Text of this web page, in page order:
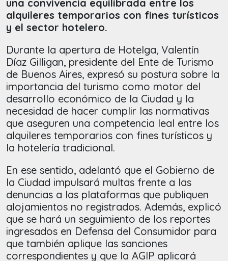
una convivencia equilibrada entre los
alquileres temporarios con fines turísticos
y el sector hotelero.
Durante la apertura de Hotelga, Valentín
Díaz Gilligan, presidente del Ente de Turismo
de Buenos Aires, expresó su postura sobre la
importancia del turismo como motor del
desarrollo económico de la Ciudad y la
necesidad de hacer cumplir las normativas
que aseguren una competencia leal entre los
alquileres temporarios con fines turísticos y
la hotelería tradicional.
En ese sentido, adelantó que el Gobierno de
la Ciudad impulsará multas frente a las
denuncias a las plataformas que publiquen
alojamientos no registrados. Además, explicó
que se hará un seguimiento de los reportes
ingresados en Defensa del Consumidor para
que también aplique las sanciones
correspondientes y que la AGIP aplicará